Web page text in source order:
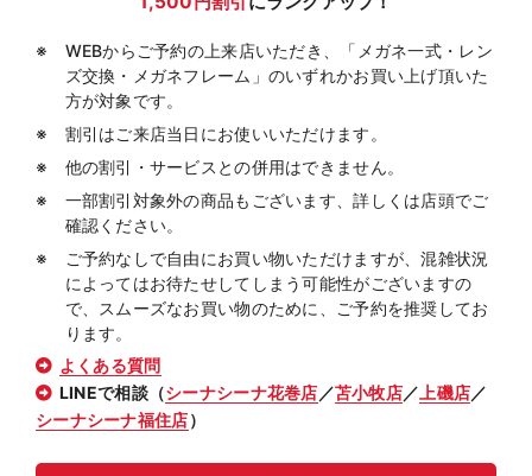
WEBからご予約の上来店いただき、「メガネ一式・レン
ズ交換・メガネフレーム」のいずれかお買い上げ頂いた
方が対象です。
割引はご来店当日にお使いいただけます。
他の割引・サービスとの併用はできません。
一部割引対象外の商品もございます、詳しくは店頭でご
確認ください。
ご予約なしで自由にお買い物いただけますが、混雑状況
によってはお待たせしてしまう可能性がございますの
で、スムーズなお買い物のために、ご予約を推奨してお
ります。
よくある質問
LINEで相談（シーナシーナ花巻店 ／苫小牧店／ 上磯店／
シーナシーナ福住店）